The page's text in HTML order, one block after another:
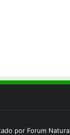
por Forum Natura